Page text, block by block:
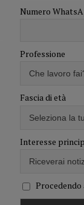
Numero
Professione
Fascia di età
Interesse